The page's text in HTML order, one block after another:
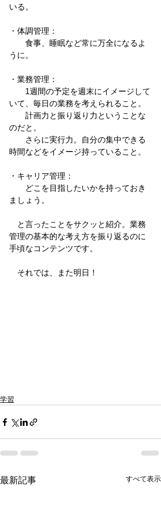
いる。
・体調管理：
食事、睡眠など常に万全になるよ
うに。
・業務管理：
1週間の予定を週末にイメージして
いて、毎日の業務を考えられること。
計画力と振り返り力ということな
のだと。
さらに実行力。自分の集中できる
時間などをイメージ持っていること。
・キャリア管理：
どこを目指したいかを持っておき
ましょう。
と言ったことをサクッと紹介。業務
管理の基本的な考え方を振り返るのに
手頃なコンテンツです。
それでは、また明日！
学習
最新記事 すべて表示